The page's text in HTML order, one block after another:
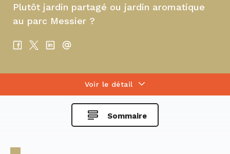
Plutôt jardin partagé ou jardin aromatique
au parc Messier ?
Voir le détail
Sommaire